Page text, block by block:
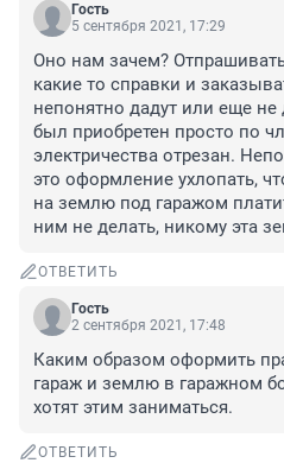
Гость
5 сентября 2021, 17:29
Оно нам зачем?
какие то справки и
непонятно дадут или еще не
был приобретен просто по
электричества отрезан.
это оформление ухлопать,
на землю под гаражом
ним не делать, никому эта
ОТВЕТИТЬ
Гость
2 сентября 2021, 17:48
Каким образом оформить
гараж и землю в гаражном
хотят этим заниматься.
ОТВЕТИТЬ